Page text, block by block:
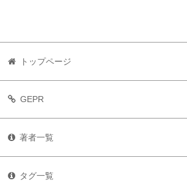
トップページ
GEPR
著者一覧
タグ一覧